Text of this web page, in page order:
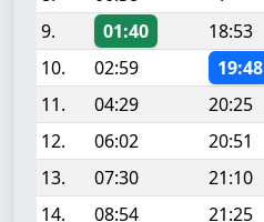
9.
01:40 18:53
10.
02:59 19:48
11.
04:29 20:25
12.
06:02 20:51
13.
07:30 21:10
14.
08:54 21:25